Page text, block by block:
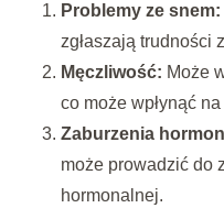
Problemy ze snem:
zgłaszają trudności
Męczliwość: Może
co może wpłynąć
Zaburzenia
może prowadzić do
hormonalnej.